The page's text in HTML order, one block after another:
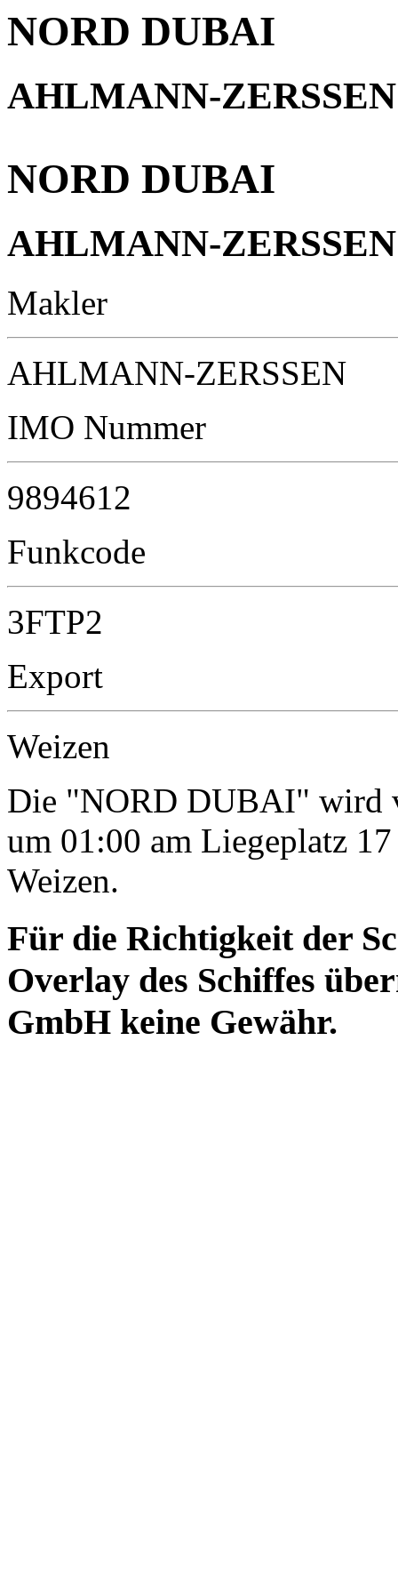
NORD DUBAI
AHLMANN-ZERSSEN
NORD DUBAI
AHLMANN-ZERSSEN
Makler
AHLMANN-ZERSSEN
IMO Nummer
9894612
Funkcode
3FTP2
Export
Weizen
Die "NORD DUBAI" wird
um 01:00 am Liegeplatz
Weizen.
Für die Richtigkeit der
Overlay des Schiffes
GmbH keine Gewähr.